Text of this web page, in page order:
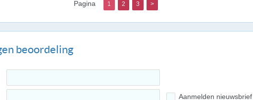
Pagina 1 2 3 >
beoordeling
Aanmelden nieuwsbrief